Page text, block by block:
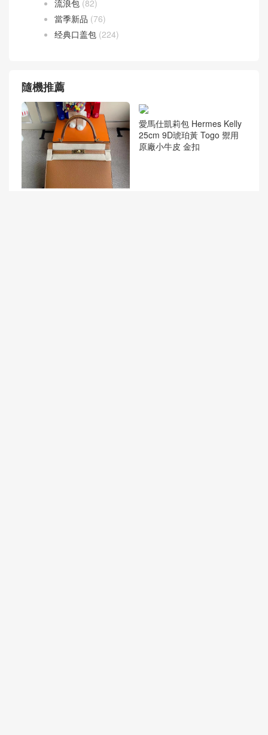
流浪包 (82)
當季新品 (76)
经典口盖包 (224)
隨機推薦